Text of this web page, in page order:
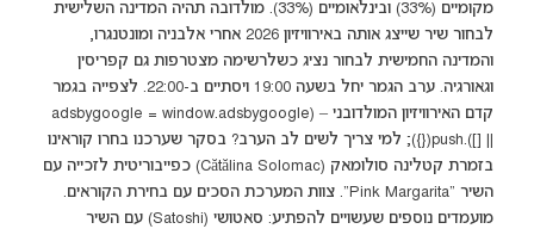
מקומיים (33%) ובינלאומיים (33%). מולדובה תהיה המדינה השלישית
לבחור שיר שייצג אותה באירוויזיון 2026 אחרי אלבניה ומונטנגרו,
והמדינה החמישית לבחור נציג כשלרשימה מצטרפות גם קפריסין
וגאורגיה. ערב הגמר יחל בשעה 19:00 ויסתיים ב-22:00. לצפייה בגמר
קדם האירוויזיון המולדובני – (adsbygoogle = window.adsbygoogle
|| []).push({}); למי צריך לשים לב הערב? בסקר שערכנו בחרו קוראינו
בזמרת קטלינה סולומאק (Cătălina Solomac) כפייבוריטית לזכייה עם
השיר "Pink Margarita". צוות המערכת הסכים עם בחירת הקוראים.
מועמדים נוספים שעשויים להפתיע: סאטושי (Satoshi) עם השיר